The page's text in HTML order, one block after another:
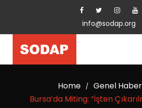
info@sodap.org
Home / Genel
Bursa’da Miting: “İşten